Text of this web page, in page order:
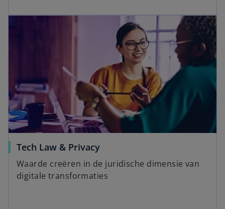
Tech Law & Privacy
Waarde creëren in de juridische dimensie van
digitale transformaties